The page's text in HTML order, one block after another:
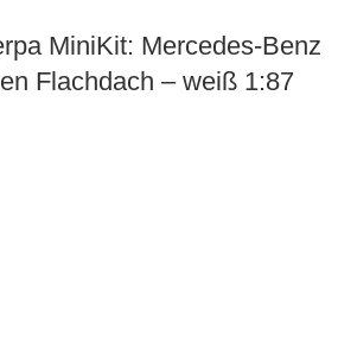
MiniKit: Mercedes-Benz
Flachdach – weiß 1:87